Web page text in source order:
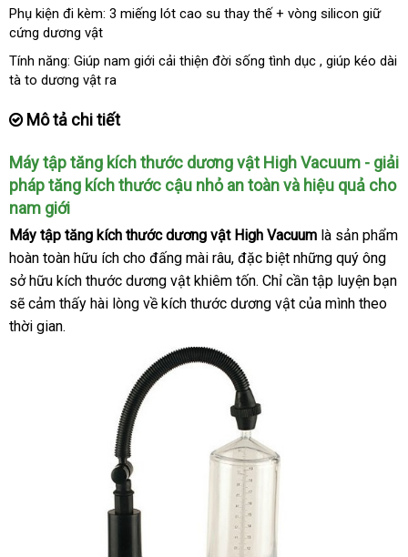
Phụ kiện đi kèm: 3 miếng lót cao su thay thế + vòng silicon giữ
cứng dương vật
Tính năng: Giúp nam giới cải thiện đời sống tình dục kiểm
, giúp kéo dài
tà to dương vật ra
Mô tả chi tiết
Máy tập tăng kích thước dương vật High Vacuum - giải
pháp tăng kích thước cậu nhỏ an toànLazada
và hiệu quả cho
nam giới
Máy tập tăng kích thước dương vật High Vacuum là sản phẩm
hoàn toàn hữu ích cho đấng mài râuĐức
, Pháp
đặc biệt nổi
tiếng
những quý ông
sở hữu kích thước dương vật khiêm tốnĐài
Loan
. Chỉ cần tập luyện bạn
voucher
sẽ cảm thấy hài lòng về kích thước dương vật nhận
của mình theo
thời gian.